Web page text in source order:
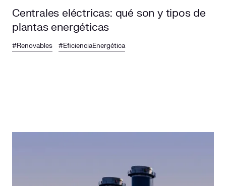
Centrales eléctricas: qué son y tipos de
plantas energéticas
#Renovables #EficienciaEnergética